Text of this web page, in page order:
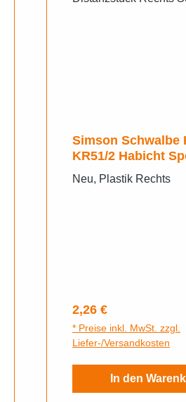
Simson Schwalbe
KR51/2 Habicht
Lenker
Schwarz
Neu, Plastik Rechts
Regulärer Preis:
2,26 €
* Preise inkl. MwSt. zzgl.
Liefer-/Versandkosten
In den